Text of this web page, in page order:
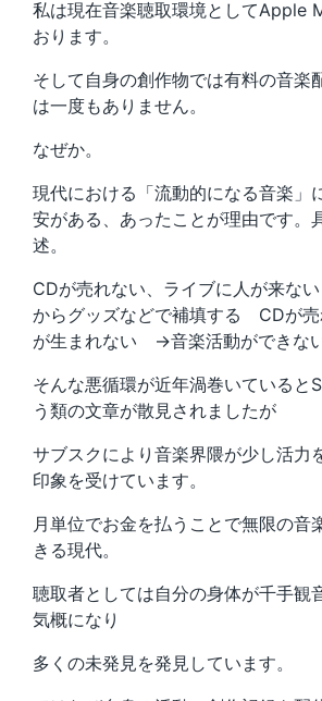
私は現在音楽聴取環境としてApple
おります。
そして自身の創作物では有料の音楽
は一度もありません。
なぜか。
現代における「流動的になる音楽」
安がある、あったことが理由です。
述。
CDが売れない、ライブに人が来な
からグッズなどで補填する CDが売
が生まれない →音楽活動ができない
そんな悪循環が近年渦巻いていると
う類の文章が散見されましたが
サブスクにより音楽界隈が少し活力
印象を受けています。
月単位でお金を払うことで無限の音
きる現代。
聴取者としては自分の身体が千手観
気概になり
多くの未発見を発見しています。